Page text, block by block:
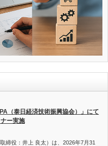
（泰日経済技術振興協会）」にて
ー実施
締役：井上 良太）は、2026年7月31